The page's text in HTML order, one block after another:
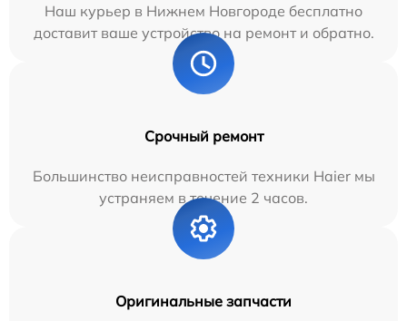
Наш курьер в Нижнем Новгороде бесплатно
доставит ваше устройство на ремонт и обратно.
Срочный ремонт
Большинство неисправностей техники Haier мы
устраняем в течение 2 часов.
Оригинальные запчасти